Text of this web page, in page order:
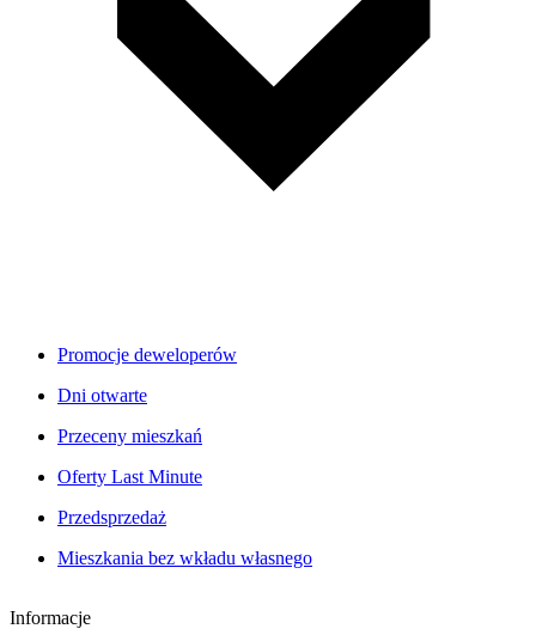
Promocje deweloperów
Dni otwarte
Przeceny mieszkań
Oferty Last Minute
Przedsprzedaż
Mieszkania bez wkładu własnego
Informacje